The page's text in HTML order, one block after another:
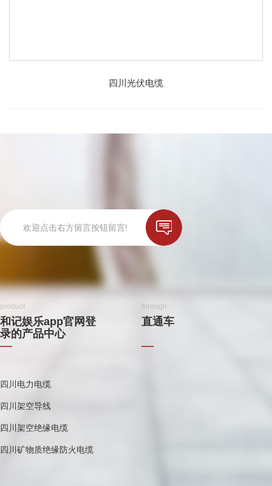
四川光伏电缆
欢迎点击右方留言按钮留言!
product
和记娱乐app官网登
录的产品中心
四川电力电缆
四川架空导线
四川架空绝缘电缆
四川矿物质绝缘防火电缆
through
直通车